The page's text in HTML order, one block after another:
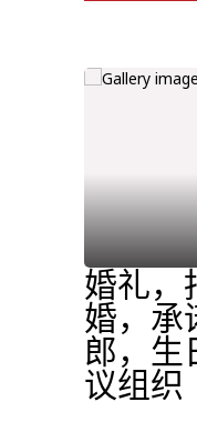
婚礼，
婚，承
郎，生
议组织